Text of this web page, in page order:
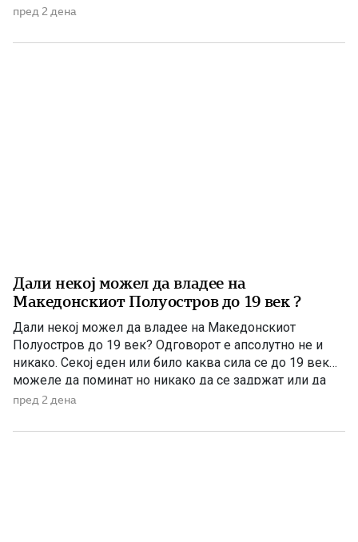
политички говори. Таму секој збор има поголема
државотворната мисла на македонскиот народ. Затоа
пред 2 дена
Дали некој можел да владее на
Македонскиот Полуостров до 19 век ?
Дали некој можел да владее на Македонскиот
Полуостров до 19 век? Одговорот е апсолутно не и
никако. Секој еден или било каква сила се до 19 век
можеле да поминат но никако да се задржат или да
управуваат поради неколку причини – планинската
климата и непознавање на населени места се […]
пред 2 дена